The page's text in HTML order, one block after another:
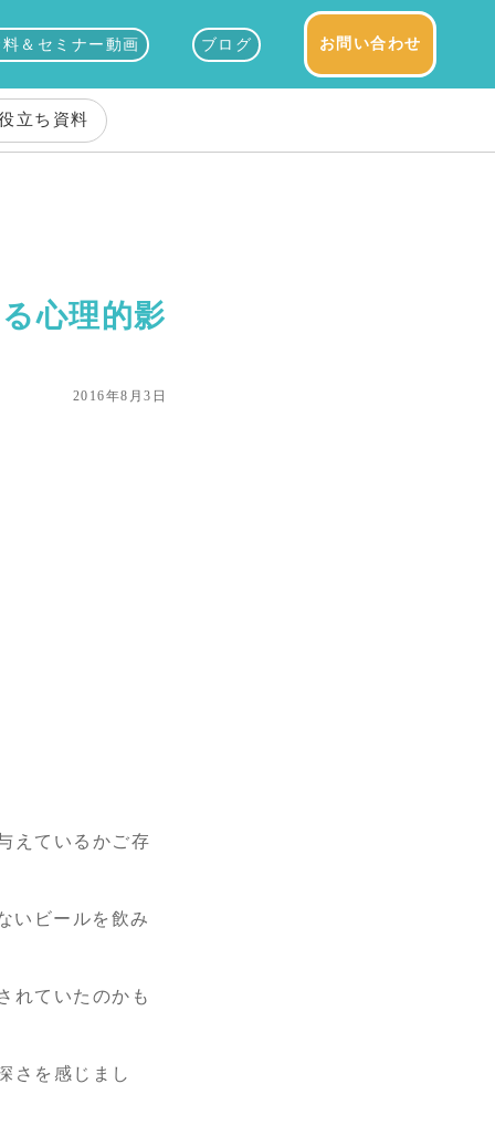
＆セミナー動画 ブログ お問い合わせ
立ち資料
心理的影
2016年8月3日
えているかご存
いビールを飲み
れていたのかも
さを感じまし